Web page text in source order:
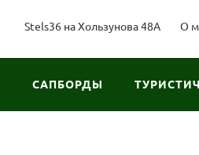
Stels36 на Хользунова 48А О
САПБОРДЫ